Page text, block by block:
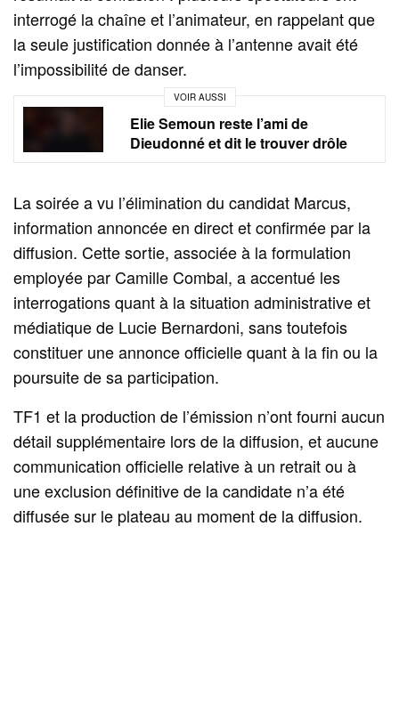
interrogé la chaîne et l’animateur, en rappelant que
la seule justification donnée à l’antenne avait été
l’impossibilité de danser.
VOIR AUSSI
Elie Semoun reste l’ami de
Dieudonné et dit le trouver drôle
La soirée a vu l’élimination du candidat Marcus,
information annoncée en direct et confirmée par la
diffusion. Cette sortie, associée à la formulation
employée par Camille Combal, a accentué les
interrogations quant à la situation administrative et
médiatique de Lucie Bernardoni, sans toutefois
constituer une annonce officielle quant à la fin ou la
poursuite de sa participation.
TF1 et la production de l’émission n’ont fourni aucun
détail supplémentaire lors de la diffusion, et aucune
communication officielle relative à un retrait ou à
une exclusion définitive de la candidate n’a été
diffusée sur le plateau au moment de la diffusion.